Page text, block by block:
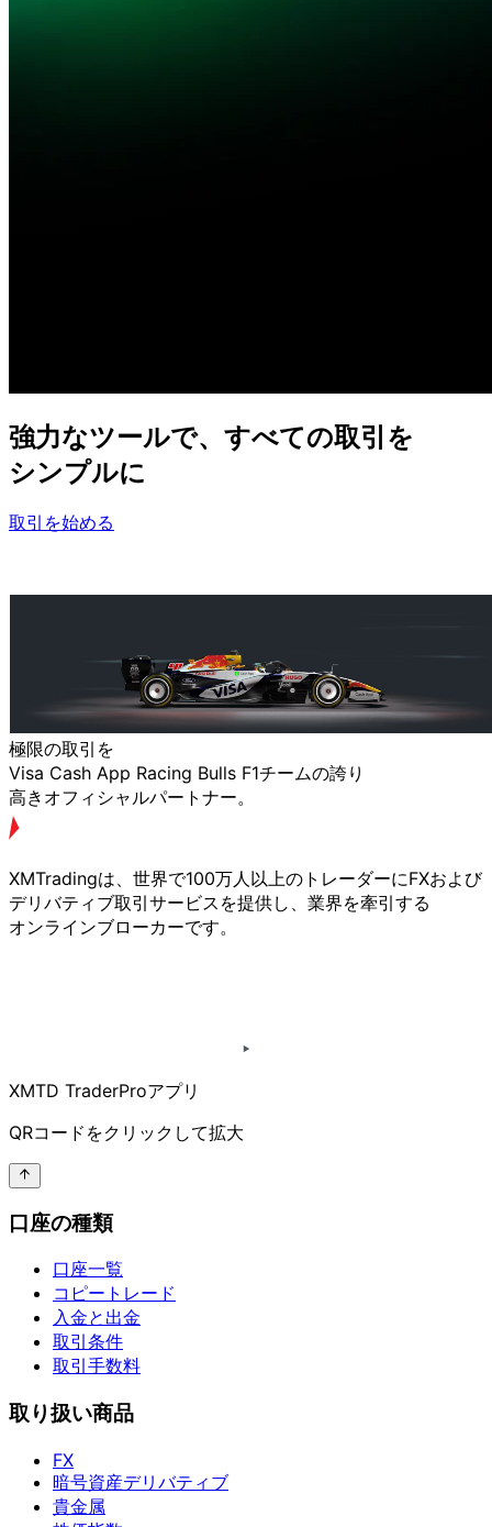
強力なツールで、 すべての取引を
シンプルに
取引を始める
極限の取引を
Visa Cash App Racing Bulls F1チームの誇り
高きオフィシャルパートナー。
XMTradingは、 世界で100万人以上の トレーダーにFXおよび
デリバティブ取引サービスを提供し、 業界を牽引する
オンラインブローカーです。
XMTD TraderProアプリ
QRコードをクリックして拡大
口座の種類
口座一覧
コピートレード
入金と出金
取引条件
取引手数料
取り扱い商品
FX
暗号資産デリバティブ
貴金属